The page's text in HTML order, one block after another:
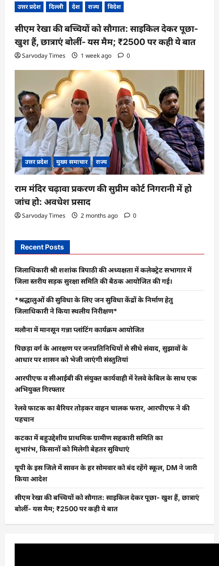
उत्तर प्रदेश दिल्ली देश राज्य विदेश
सीएम रेखा की बच्चियों को सौगात: साइकिल देकर पूछा-
खुश हैं, छात्राएं बोलीं- यस मैम; ₹2500 पर कही ये बात
Sarvoday Times 1 week ago 0
उत्तर प्रदेश मुख्य समाचार राज्य
राम मंदिर चढ़ावा प्रकरण की सुप्रीम कोर्ट निगरानी में हो
जांच हो: अवधेश प्रसाद
Sarvoday Times 2 months ago 0
Recent Posts
जिलाधिकारी श्री शशांक त्रिपाठी की अध्यक्षता में कलेक्ट्रेट सभागार में
जिला स्तरीय सड़क सुरक्षा समिति की बैठक आयोजित की गई।
*श्रद्धालुओं की सुविधा के लिए जन सुविधा केंद्रों के निर्माण हेतु
जिलाधिकारी ने किया स्थलीय निरीक्षण*
मलौना में मानसून गन्ना प्लांटिंग कार्यक्रम आयोजित
पिछड़ा वर्ग के आरक्षण पर जनप्रतिनिधियों से सीधे संवाद, सुझावों के
आधार पर शासन को भेजी जाएंगी संस्तुतियां
आरपीएफ व सीआईबी की संयुक्त कार्यवाही में रेलवे केबिल के साथ एक
अभियुक्त गिरफ्तार
रेलवे फाटक का बैरियर तोड़कर वाहन चालक फरार, आरपीएफ ने की
पहचान
कटका में बहुउद्देशीय प्राथमिक ग्रामीण सहकारी समिति का
शुभारंभ, किसानों को मिलेगी बेहतर सुविधाएं
यूपी के इस जिले में सावन के हर सोमवार को बंद रहेंगे स्कूल, DM ने जारी
किया आदेश
सीएम रेखा की बच्चियों को सौगात: साइकिल देकर पूछा- खुश हैं, छात्राएं
बोलीं- यस मैम; ₹2500 पर कही ये बात